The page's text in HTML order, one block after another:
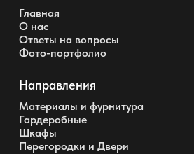
Главная
О нас
Ответы на вопросы
Фото-портфолио
Направления
Материалы и фурнитура
Гардеробные
Шкафы
Перегородки и Двери